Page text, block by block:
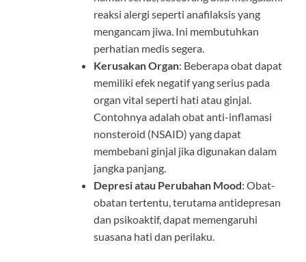
reaksi alergi seperti anafilaksis yang
mengancam jiwa. Ini membutuhkan
perhatian medis segera.
Kerusakan Organ: Beberapa obat dapat
memiliki efek negatif yang serius pada
organ vital seperti hati atau ginjal.
Contohnya adalah obat anti-inflamasi
nonsteroid (NSAID) yang dapat
membebani ginjal jika digunakan dalam
jangka panjang.
Depresi atau Perubahan Mood: Obat-
obatan tertentu, terutama antidepresan
dan psikoaktif, dapat memengaruhi
suasana hati dan perilaku.